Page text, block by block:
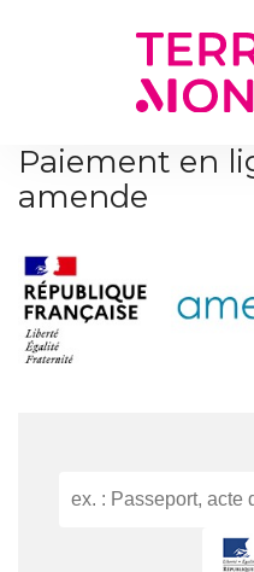
Paiement en
amende